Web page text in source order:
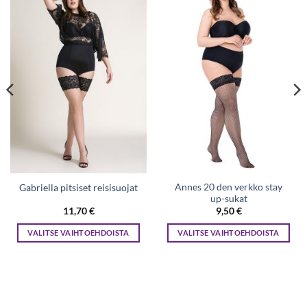
Gabriella pitsiset reisisuojat
11,70€
VALITSE VAIHTOEHDOISTA
Annes 20 den verkko stay
up-sukat
9,50€
VALITSE VAIHTOEHDOISTA